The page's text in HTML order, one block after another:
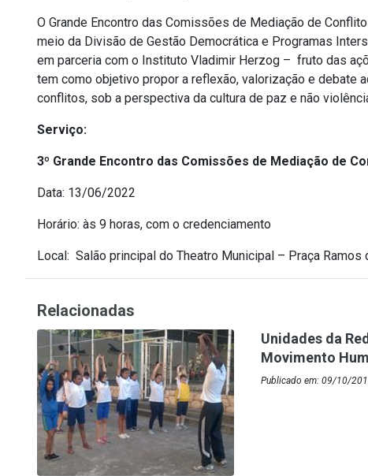
O Grande Encontro das Comissões de Mediação de
meio da Divisão de Gestão Democrática e Programas
em parceria com o Instituto Vladimir Herzog – fruto das
tem como objetivo propor a reflexão, valorização e debate
conflitos, sob a perspectiva da cultura de paz e não
Serviço:
3º Grande Encontro das Comissões de Mediação de
Data: 13/06/2022
Horário: às 9 horas, com o credenciamento
Local: Salão principal do Theatro Municipal – Praça
Relacionadas
Unidades da
Movimento
Publicado em: 09/10/